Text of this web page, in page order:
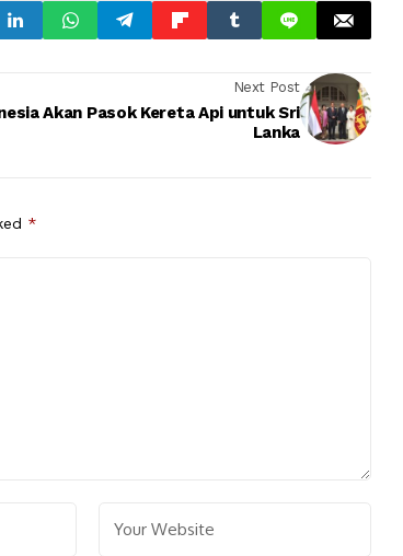
Next Post
Akan Pasok Kereta Api untuk Sri
Lanka
*